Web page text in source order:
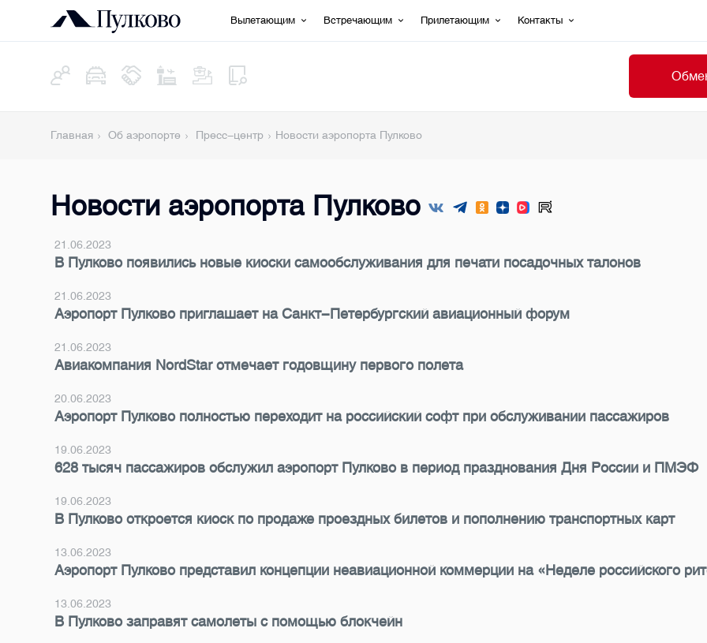
Вылетающим Встречающим Прилетающим Контакты
Главная Об аэропорте Пресс-центр Новости аэропорта Пулково
Новости аэропорта Пулково
21.06.2023
В Пулково появились новые киоски самообслуживания для печати посадочных талонов
21.06.2023
Аэропорт Пулково приглашает на Санкт-Петербургский авиационный форум
21.06.2023
Авиакомпания NordStar отмечает годовщину первого полета
20.06.2023
Аэропорт Пулково полностью переходит на российский софт при обслуживании пассажиров
19.06.2023
628 тысяч пассажиров обслужил аэропорт Пулково в период празднования Дня России и ПМЭФ
19.06.2023
В Пулково откроется киоск по продаже проездных билетов и пополнению транспортных карт
13.06.2023
Аэропорт Пулково представил концепции неавиационной коммерции на «Неделе российского
13.06.2023
В Пулково заправят самолеты с помощью блокчейн